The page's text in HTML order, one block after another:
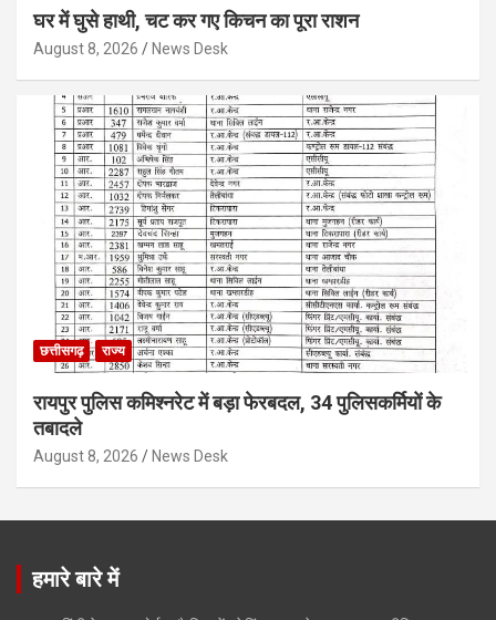
घर में घुसे हाथी, चट कर गए किचन का पूरा राशन
August 8, 2026 News Desk
छत्तीसगढ़ राज्य
रायपुर पुलिस कमिश्नरेट में बड़ा फेरबदल, 34 पुलिसकर्मियों के
तबादले
August 8, 2026 News Desk
हमारे बारे में